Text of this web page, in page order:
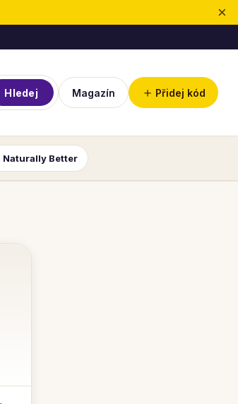
×
Hledej Magazín ＋ Přidej kód
Naturally Better